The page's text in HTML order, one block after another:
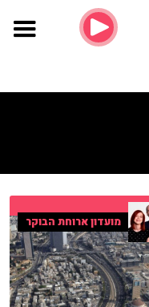
מועדון ארוחת הבוקר